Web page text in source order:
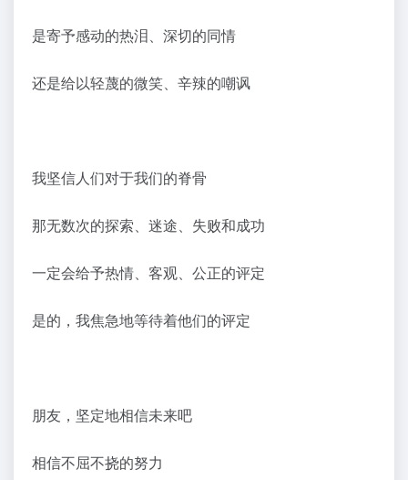
是寄予感动的热泪、深切的同情
还是给以轻蔑的微笑、辛辣的嘲讽
我坚信人们对于我们的脊骨
那无数次的探索、迷途、失败和成功
一定会给予热情、客观、公正的评定
是的，我焦急地等待着他们的评定
朋友，坚定地相信未来吧
相信不屈不挠的努力